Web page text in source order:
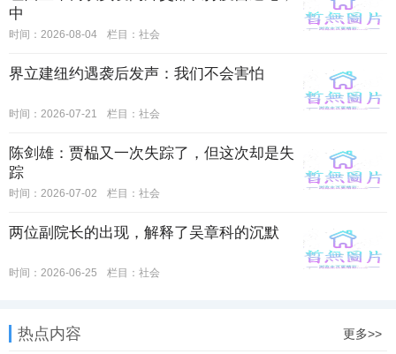
中
时间：2026-08-04 栏目： 社会
界立建纽约遇袭后发声：我们不会害怕
时间：2026-07-21 栏目： 社会
陈剑雄：贾榀又一次失踪了，但这次却是失
踪
时间：2026-07-02 栏目： 社会
两位副院长的出现，解释了吴章科的沉默
时间：2026-06-25 栏目： 社会
热点内容 更多>>